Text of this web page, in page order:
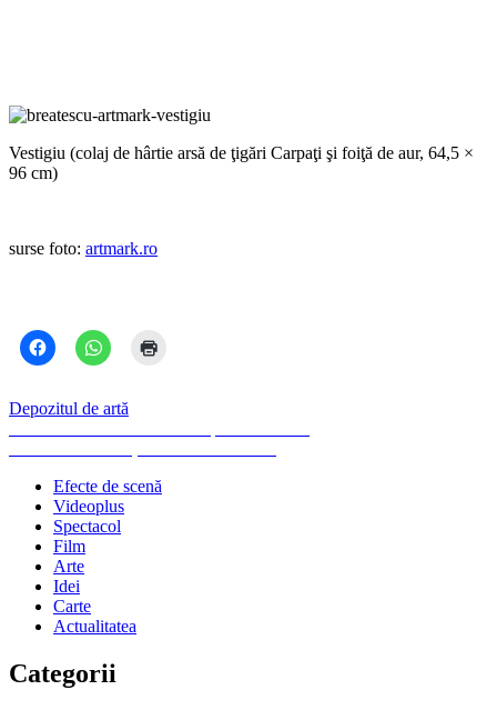
Vestigiu (colaj de hârtie arsă de ţigări Carpaţi şi foiţă de aur, 64,5 ×
96 cm)
surse foto: artmark.ro
Depozitul de artă
Navigare
în
articole
Efecte de scenă
Videoplus
Spectacol
Film
Arte
Idei
Carte
Actualitatea
Categorii